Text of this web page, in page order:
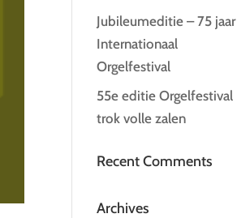
Jubileumeditie – 75 jaar
Internationaal
Orgelfestival
55e editie Orgelfestival
trok volle zalen
Recent Comments
Archives